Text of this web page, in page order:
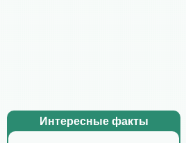
Интересные факты